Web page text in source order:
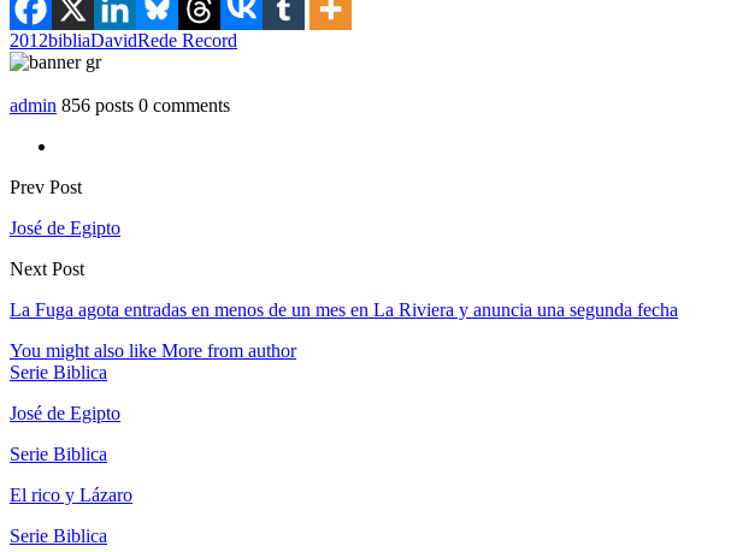
2012bibliaDavidRede Record
admin 856 posts 0 comments
Prev Post
José de Egipto
Next Post
La Fuga agota entradas en menos de un mes en La Riviera y anuncia una segunda fecha
You might also like More from author
Serie Biblica
José de Egipto
Serie Biblica
El rico y Lázaro
Serie Biblica